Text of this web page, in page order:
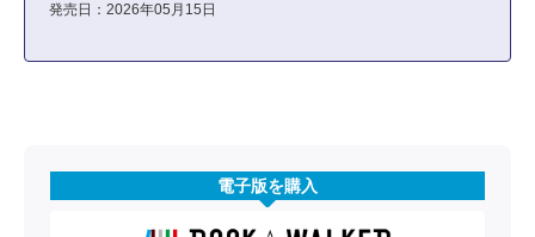
発売日：2026年05月15日
電子版を購入